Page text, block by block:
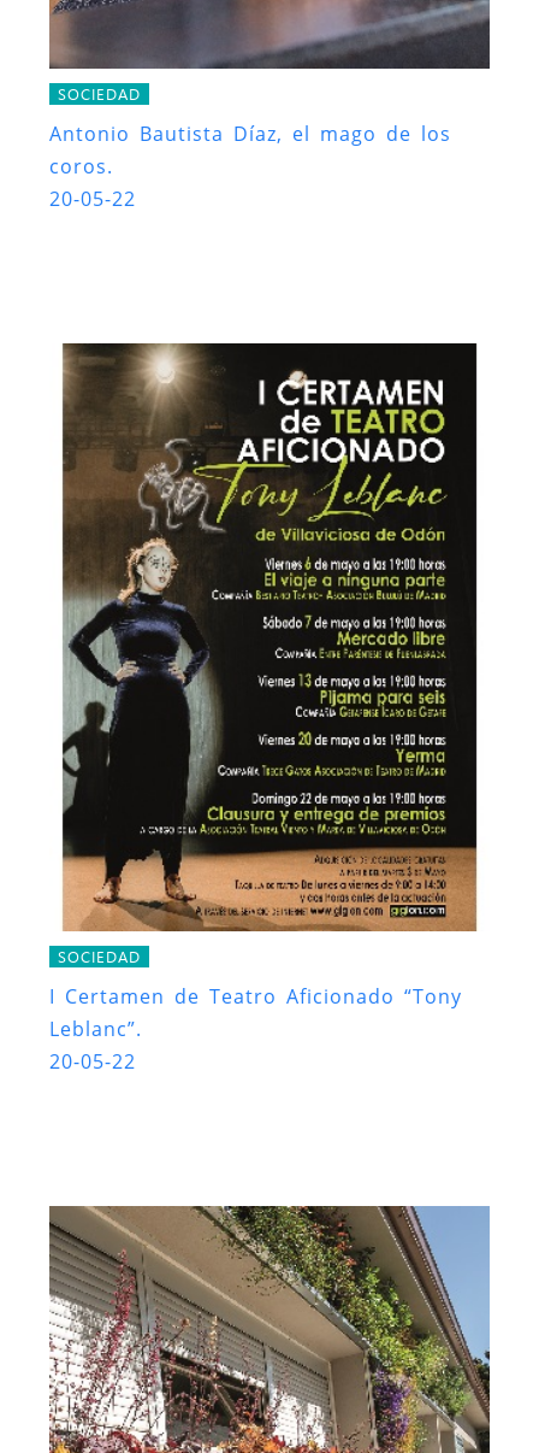
SOCIEDAD
Antonio Bautista Díaz, el mago de los
coros.
20-05-22
SOCIEDAD
I Certamen de Teatro Aficionado “Tony
Leblanc”.
20-05-22